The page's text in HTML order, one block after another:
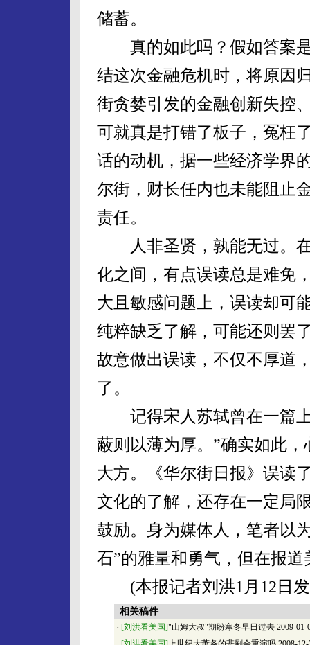
储蓄。
真的如此吗？假如答案是
结这次金融危机时，将原因
街贪婪引发的金融创新失控
可就真是打错了板子，冤枉
话的动机，据一些经济学界
尔街，财长任内也未能阻止
责任。
人非圣贤，孰能无过。在
化之间，有点误读总是难免
大且敏感问题上，误读却可
纯粹缺乏了解，可能还则罢
故意做出误读，不仅不厚道
了。
记得宋人苏轼曾在一篇上
蔽则以薄为厚。”确实如此
大方。《华尔街日报》误读
文化的了解，还存在一定局
鼓励。身为媒体人，笔者以
石”的雅量和勇气，但在报
(本报记者刘洪1月12日发
相关稿件
· [刘洪看美国]"山姆大叔"期盼寒冬早日过去 2009-01-